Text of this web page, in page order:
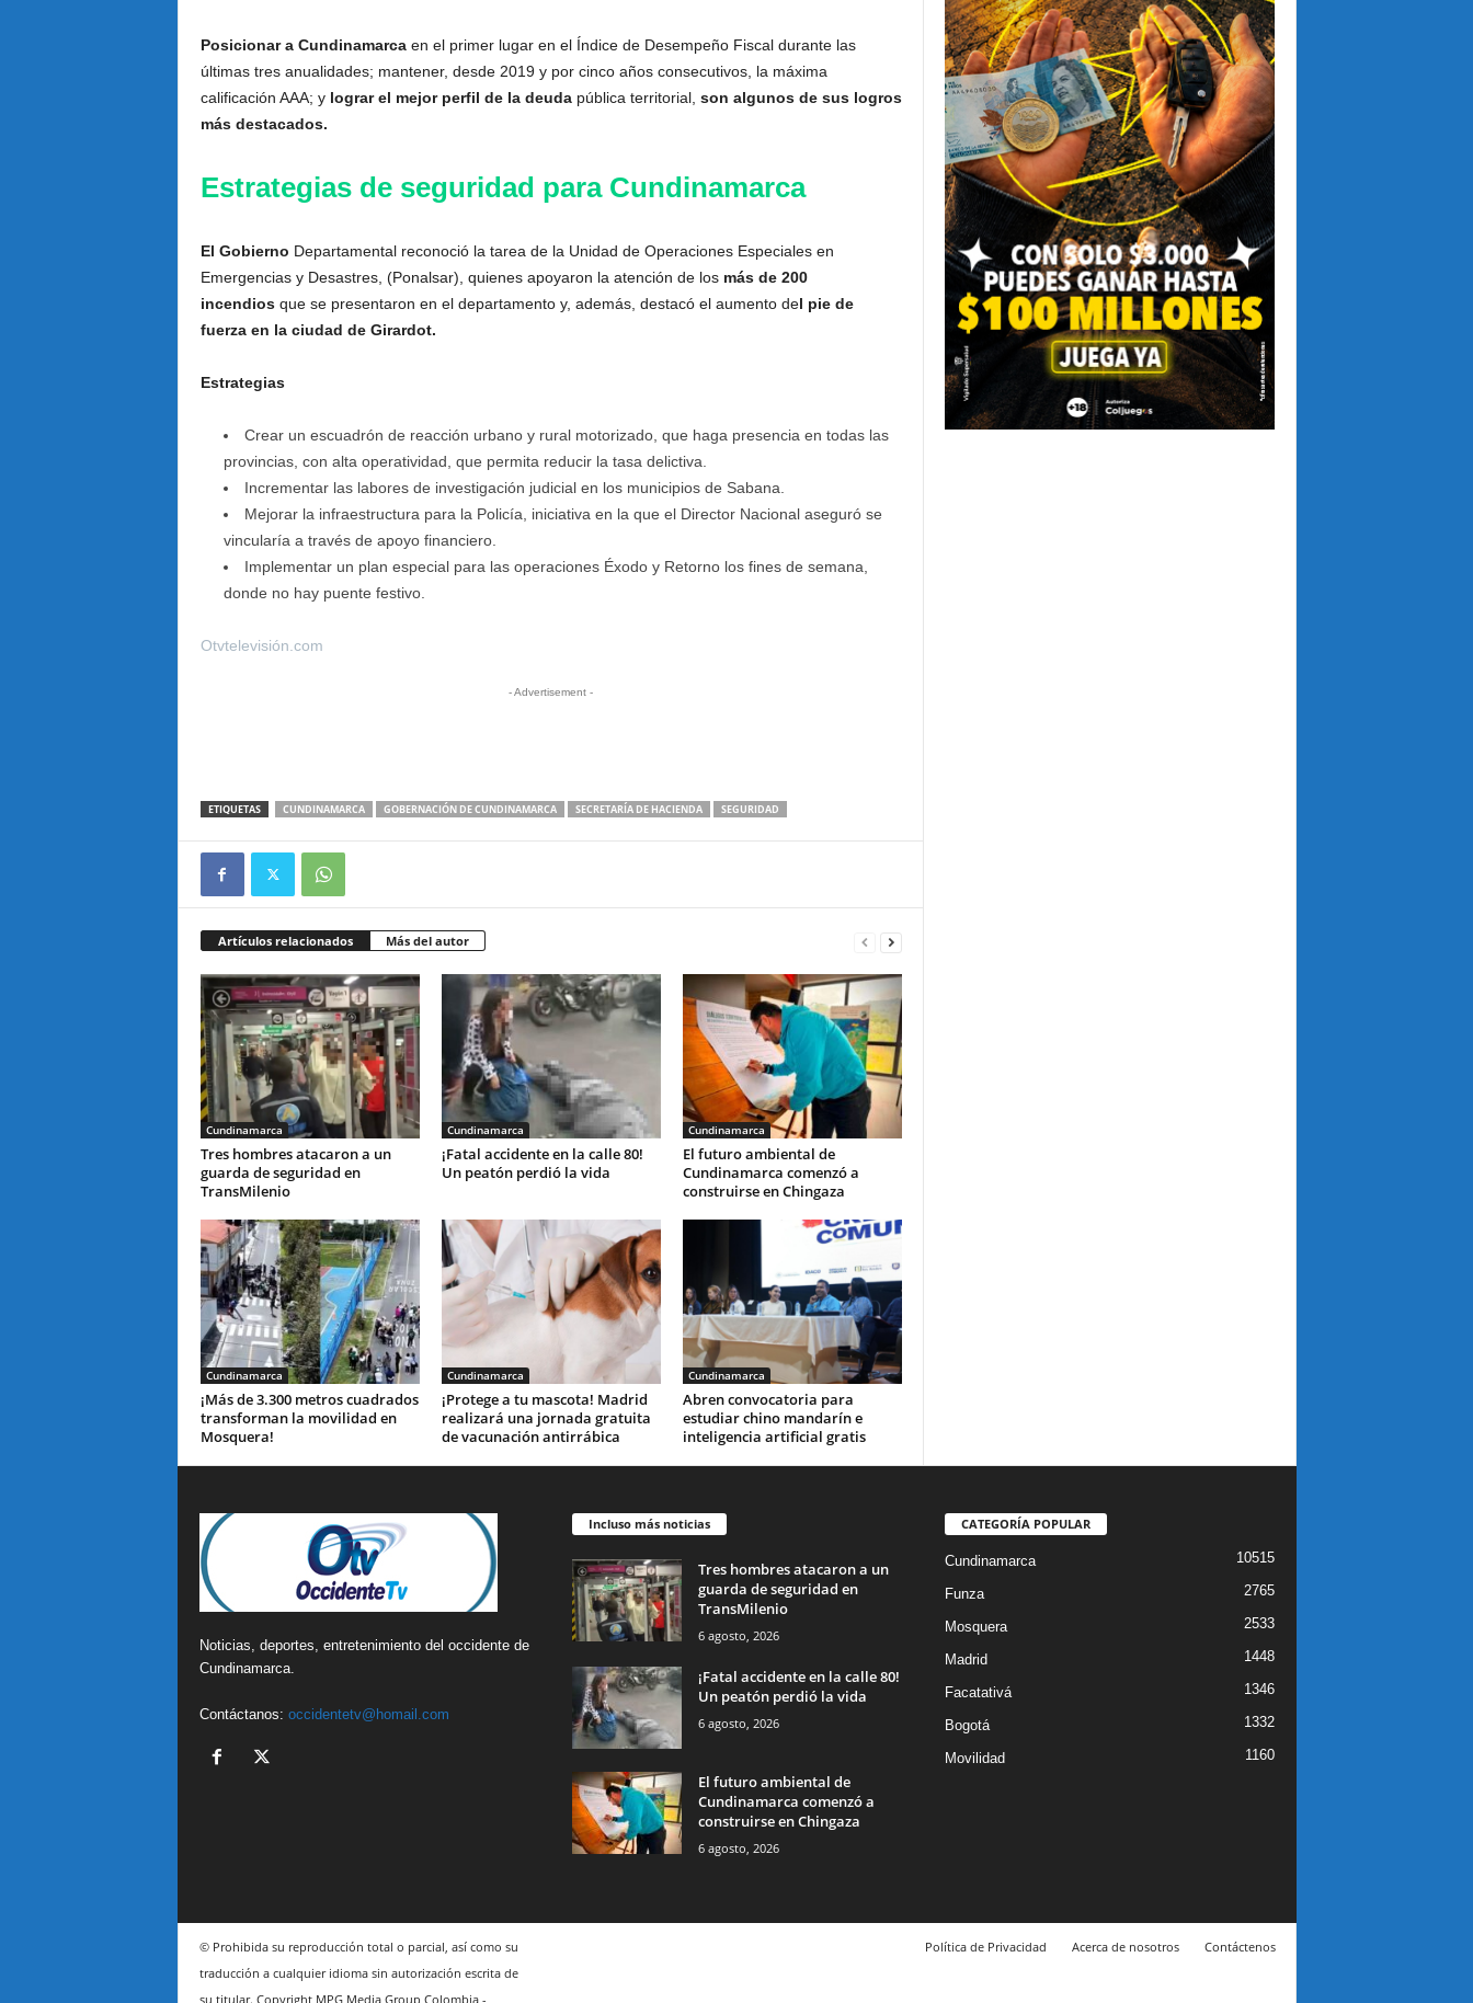
Posicionar a Cundinamarca en el primer lugar en el Índice de Desempeño Fiscal durante las
últimas tres anualidades; mantener, desde 2019 y por cinco años consecutivos, la máxima
calificación AAA; ylograr el mejor perfil de la deudapública territorial, son algunos de sus logros
más destacados.
Estrategias de seguridad para Cundinamarca
El Gobierno Departamental reconoció la tarea de la Unidad de Operaciones Especiales en
Emergencias y Desastres, (Ponalsar), quienes apoyaron la atención de losmás de 200
incendiosque se presentaron en el departamento y, además, destacó el aumento del pie de
fuerza en la ciudad de Girardot.
Estrategias
Crear un escuadrón de reacción urbano y rural motorizado, que haga presencia en todas las
provincias, con alta operatividad, que permita reducir la tasa delictiva.
Incrementar las labores de investigación judicial en los municipios de Sabana.
Mejorar la infraestructura para la Policía, iniciativa en la que el Director Nacional aseguró se
vincularía a través de apoyo financiero.
Implementar un plan especial para las operaciones Éxodo y Retorno los fines de semana,
donde no hay puente festivo.
Otvtelevisión.com
- Advertisement -
ETIQUETAS CUNDINAMARCA GOBERNACIÓN DE CUNDINAMARCA SECRETARÍA DE HACIENDA SEGURIDAD
Artículos relacionados Más del autor
Cundinamarca
Tres hombres atacaron a un
guarda de seguridad en
TransMilenio
Cundinamarca
¡Fatal accidente en la calle 80!
Un peatón perdió la vida
Cundinamarca
El futuro ambiental de
Cundinamarca comenzó a
construirse en Chingaza
Cundinamarca
¡Más de 3.300 metros cuadrados
transforman la movilidad en
Mosquera!
Cundinamarca
¡Protege a tu mascota! Madrid
realizará una jornada gratuita
de vacunación antirrábica
Cundinamarca
Abren convocatoria para
estudiar chino mandarín e
inteligencia artificial gratis
Noticias, deportes, entretenimiento del occidente de
Cundinamarca.
Contáctanos: occidentetv@homail.com
Incluso más noticias
Tres hombres atacaron a un
guarda de seguridad en
TransMilenio
6 agosto, 2026
¡Fatal accidente en la calle 80!
Un peatón perdió la vida
6 agosto, 2026
El futuro ambiental de
Cundinamarca comenzó a
construirse en Chingaza
6 agosto, 2026
CATEGORÍA POPULAR
Cundinamarca 10515
Funza 2765
Mosquera 2533
Madrid 1448
Facatativá 1346
Bogotá 1332
Movilidad 1160
Política de Privacidad Acerca de nosotros Contáctenos
© Prohibida su reproducción total o parcial, así como su
traducción a cualquier idioma sin autorización escrita de
su titular. Copyright MPG Media Group Colombia -